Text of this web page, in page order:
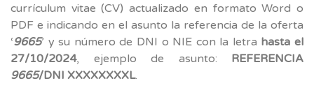
currículum vitae (CV) actualizado en formato Word o
PDF e indicando en el asunto la referencia de la oferta
‘9665’ y su número de DNI o NIE con la letra hasta el
27/10/2024, ejemplo de asunto: REFERENCIA
9665/DNI XXXXXXXXL.